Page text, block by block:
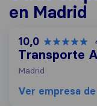
en Madrid
10,0
Transporte
Madrid
Ver empresa